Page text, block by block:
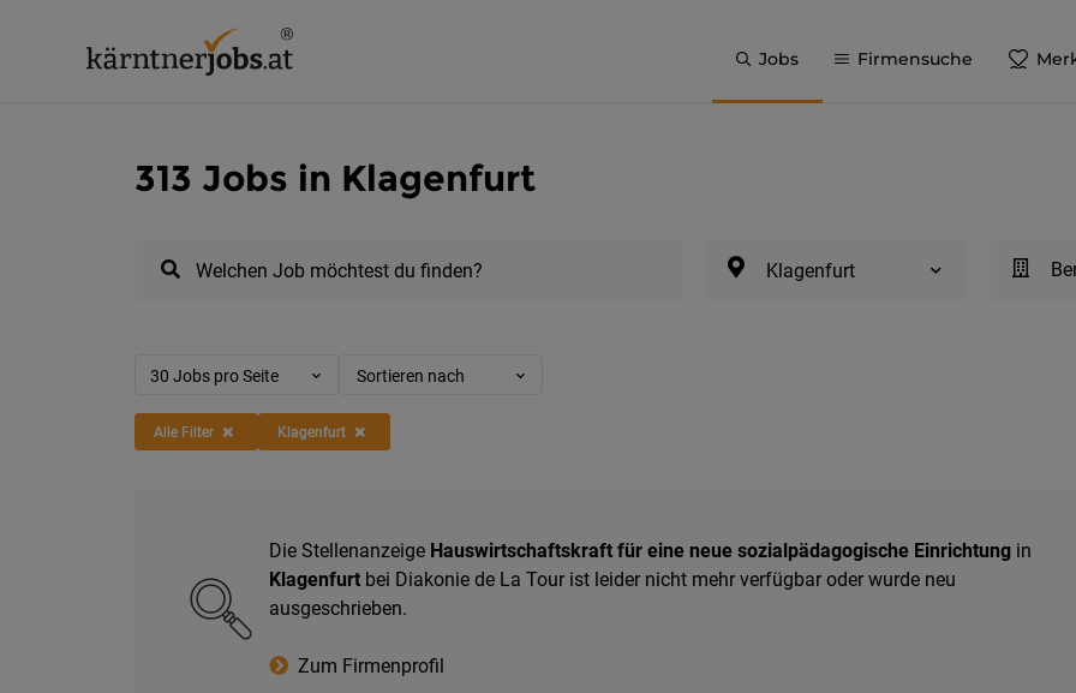
Jobs Firmensuche
313 Jobs in Klagenfurt
Welchen Job möchtest du finden? Klagenfurt
30 Jobs pro Seite Sortieren nach
Alle Filter Klagenfurt
Die Stellenanzeige Hauswirtschaftskraft für eine neue sozialpädagogische Einrichtung in
Klagenfurt bei Diakonie de La Tour ist leider nicht mehr verfügbar oder wurde neu
ausgeschrieben.
Zum Firmenprofil